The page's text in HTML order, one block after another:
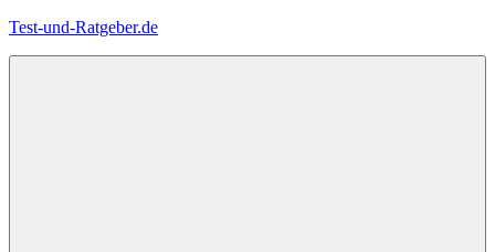
Zum
Test-und-Ratgeber.de